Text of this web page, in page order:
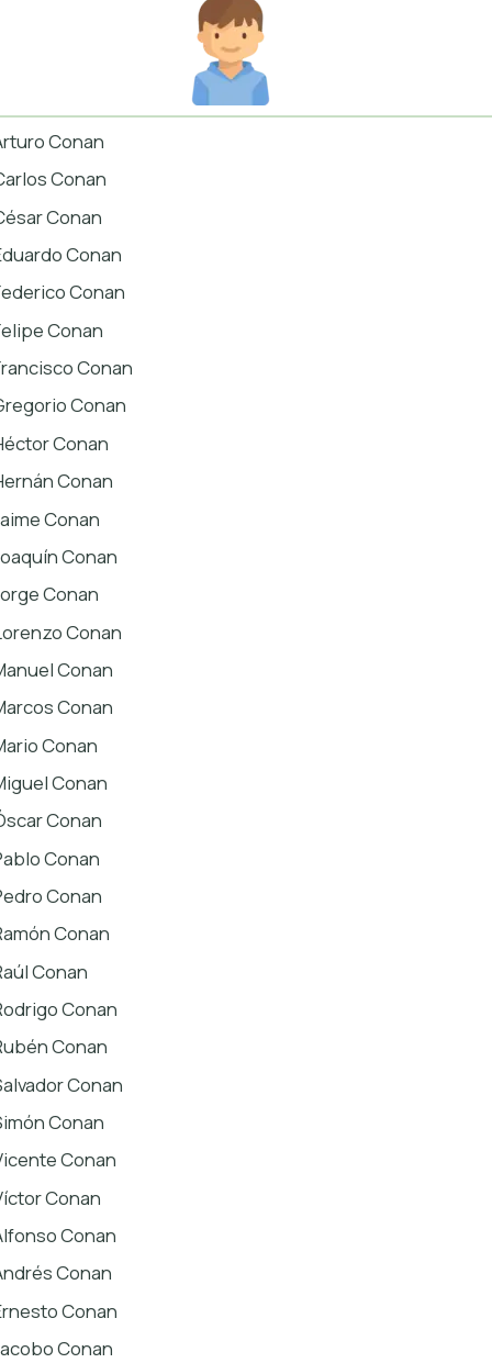
Conan
Conan
Conan
Conan
Conan
Conan
Conan
Conan
Conan
Conan
Conan
Conan
Conan
Conan
Conan
Conan
Conan
Conan
Conan
Conan
Conan
Conan
Conan
Conan
Conan
Conan
Conan
Conan
Conan
Conan
Conan
Conan
Conan